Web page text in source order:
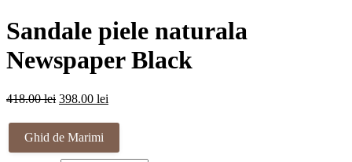
fost:
Sandale piele naturala
Newspaper Black
418.00lei Prețul
a
fost:
418.00 lei.
398.00 lei
este:
Ghid de Marimi